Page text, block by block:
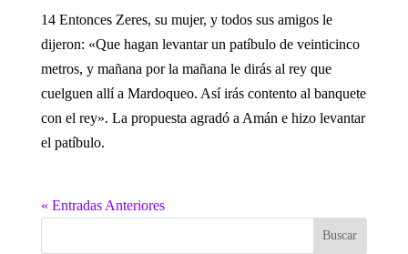
14 Entonces Zeres, su mujer, y todos sus amigos le
dijeron: «Que hagan levantar un patíbulo de veinticinco
metros, y mañana por la mañana le dirás al rey que
cuelguen allí a Mardoqueo. Así irás contento al banquete
con el rey». La propuesta agradó a Amán e hizo levantar
el patíbulo.
« Entradas Anteriores
Buscar